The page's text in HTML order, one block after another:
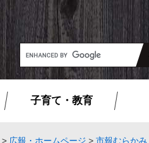
G
o
o
カ
子育て・教育
> 広報・ホームページ > 市報むらかみ